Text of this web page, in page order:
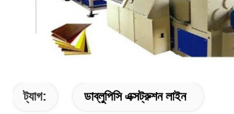
ট্যাগ: ডাব্লুপিসি এক্সট্রুশন লাইন